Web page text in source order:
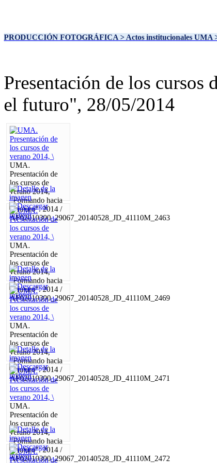
PRODUCCIÓN FOTOGRÁFICA > Actos institucionales UMA
Presentación de los cursos
el futuro", 28/05/2014
UMA.
Presentación de
los cursos de
verano 2014,
"Formando hacia
el futuro". 2014 /
AF02010300_29067_20140528_JD_41110M_2463
UMA.
Presentación de
los cursos de
verano 2014,
"Formando hacia
el futuro". 2014 /
AF02010300_29067_20140528_JD_41110M_2469
UMA.
Presentación de
los cursos de
verano 2014,
"Formando hacia
el futuro". 2014 /
AF02010300_29067_20140528_JD_41110M_2471
UMA.
Presentación de
los cursos de
verano 2014,
"Formando hacia
el futuro". 2014 /
AF02010300_29067_20140528_JD_41110M_2472